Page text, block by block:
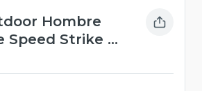
Hombre
Speed Strike 2